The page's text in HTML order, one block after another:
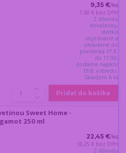
9,35 €/ks
7,60 € bez DPH
Z dôvodu
dovolenky,
všetko
objednané a
uhradené do
pondelka 17.8.
do 11:00,
dodáme najskôr
19.8. v stredu.
Skladom 6 ks
Pridať do košíka
Sweet Home -
250 ml
22,45 €/ks
18,25 € bez DPH
Z dôvodu